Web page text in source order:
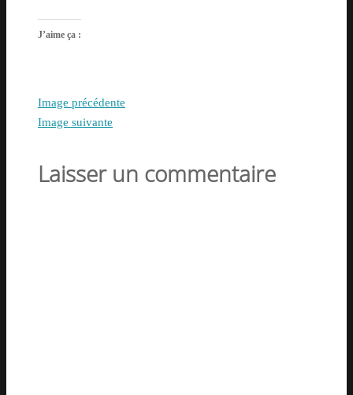
J’aime ça :
Image précédente
Image suivante
Laisser un commentaire